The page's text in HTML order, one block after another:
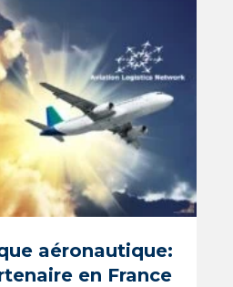
aéronautique:
en France